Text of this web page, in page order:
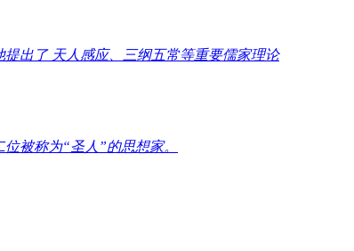
出了 天人感应、三纲五常等重要儒家理论
被称为“圣人”的思想家。